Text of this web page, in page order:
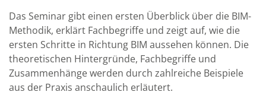
Das Seminar gibt einen ersten Überblick über die BIM-
Methodik, erklärt Fachbegriffe und zeigt auf, wie die
ersten Schritte in Richtung BIM aussehen können. Die
theoretischen Hintergründe, Fachbegriffe und
Zusammenhänge werden durch zahlreiche Beispiele
aus der Praxis anschaulich erläutert.